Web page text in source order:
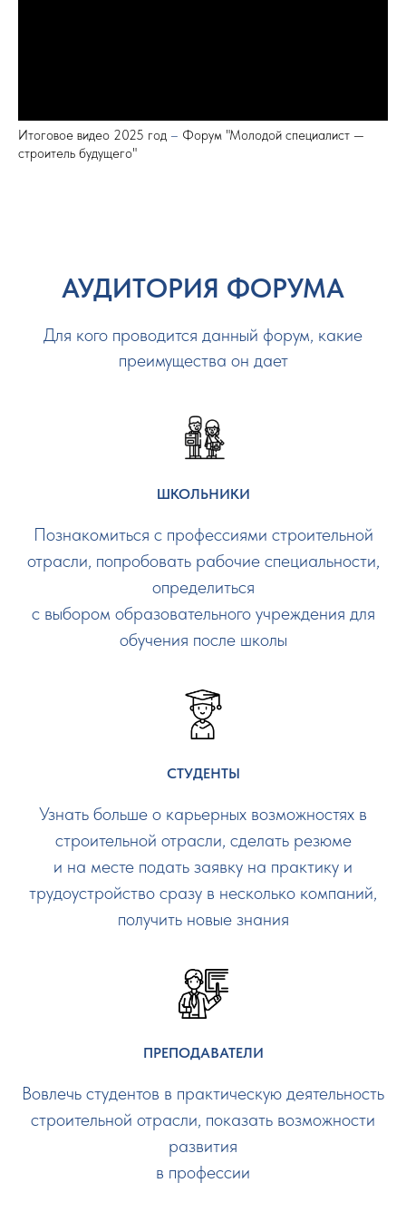
Итоговое видео 2025 год – Форум "Молодой специалист —
строитель будущего"
АУДИТОРИЯ ФОРУМА
Для кого проводится данный форум, какие
преимущества он дает
ШКОЛЬНИКИ
Познакомиться с профессиями строительной
отрасли, попробовать рабочие специальности,
определиться
с выбором образовательного учреждения для
обучения после школы
СТУДЕНТЫ
Узнать больше о карьерных возможностях в
строительной отрасли, сделать резюме
и на месте подать заявку на практику и
трудоустройство сразу в несколько компаний,
получить новые знания
ПРЕПОДАВАТЕЛИ
Вовлечь студентов в практическую деятельность
строительной отрасли, показать возможности
развития
в профессии